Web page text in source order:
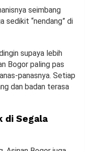
seimbang
sedikit “nendang” di
supaya lebih
Bogor paling pas
panasnya. Setiap
dan badan terasa
di Segala